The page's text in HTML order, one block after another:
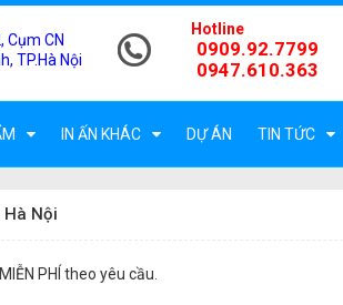
Cụm CN
TP.Hà Nội
Hotline
0909.92.7799
0947.610.363
IN ẤN KHÁC DỰ ÁN TIN TỨC
Nội
PHÍ theo yêu cầu.